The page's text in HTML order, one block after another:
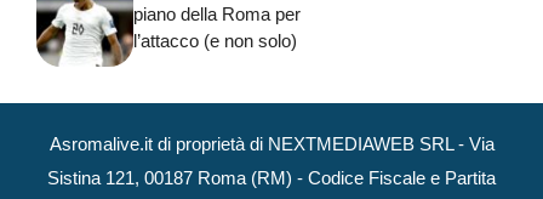
piano della Roma per
l’attacco (e non solo)
Asromalive.it di proprietà di NEXTMEDIAWEB SRL - Via
Sistina 121, 00187 Roma (RM) - Codice Fiscale e Partita